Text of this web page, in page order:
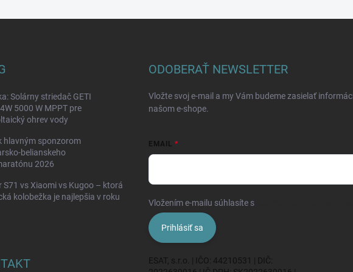
Solárny striedač GETI
5000 W MPPT pre
ohrev vody
hlavným sponzorom
belianskeho
2026
S71 vs Xiaomi vs Kugoo – ktorá
kolobežka je najlepšia v roku
ODOBERAŤ NEWSLETTER
Vložte svoj e-mail a my Vám budeme zasielať
našom e-shope.
EMAIL
Vložením e-mailu súhlasíte s
Prihlásiť sa
ESAT, s.r.o. | IČO: 44210531 | DIČ: